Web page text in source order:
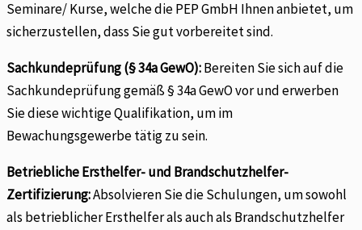
Seminare/ Kurse, welche die PEP GmbH Ihnen anbietet, um
sicherzustellen, dass Sie gut vorbereitet sind.
Sachkundeprüfung (§ 34a GewO):Bereiten Sie sich auf die
Sachkundeprüfung gemäß § 34a GewO vor und erwerben
Sie diese wichtige Qualifikation, um im
Bewachungsgewerbe tätig zu sein.
Betriebliche Ersthelfer- und Brandschutzhelfer-
Zertifizierung:Absolvieren Sie die Schulungen, um sowohl
als betrieblicher Ersthelfer als auch als Brandschutzhelfer